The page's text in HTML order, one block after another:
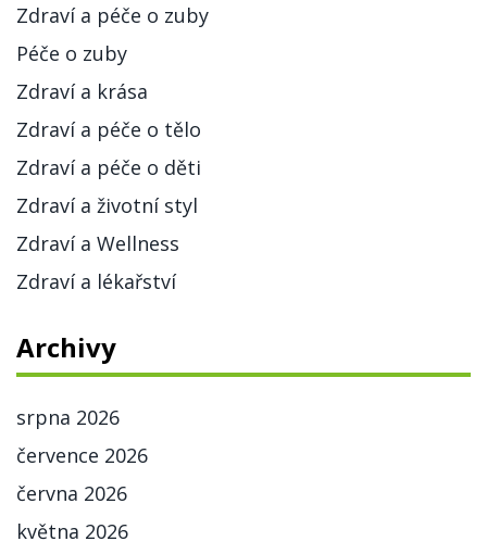
Zdraví a péče o zuby
Péče o zuby
Zdraví a krása
Zdraví a péče o tělo
Zdraví a péče o děti
Zdraví a životní styl
Zdraví a Wellness
Zdraví a lékařství
Archivy
srpna 2026
července 2026
června 2026
května 2026